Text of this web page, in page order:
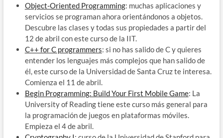
Object-Oriented Programming: muchas aplicaciones y
servicios se programan ahora orientándonos a objetos.
Descubre las clases y todas sus propiedades a partir del
12 de abril con este curso de la IIT.
C++ for C programmers: si no has salido de C y quieres
entender los lenguajes más complejos que han salido de
él, este curso de la Universidad de Santa Cruz te interesa.
Comienza el 11 de abril.
Begin Programming: Build Your First Mobile Game: La
University of Reading tiene este curso más general para
la programación de juegos en plataformas móviles.
Empieza el 4 de abril.